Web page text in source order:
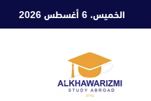
الخميس، 6 أغسطس 2026